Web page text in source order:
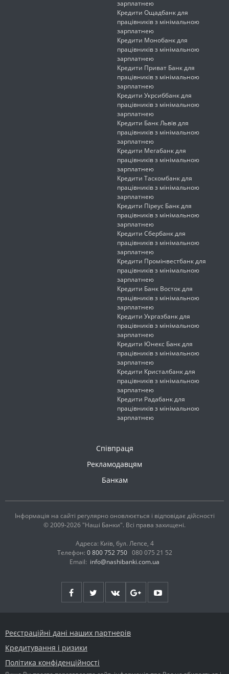
зарплатнею
Кредити Ощадбанк для
працівників з мінімальною
зарплатнею
Кредити Монобанк для
працівників з мінімальною
зарплатнею
Кредити Приват Банк для
працівників з мінімальною
зарплатнею
Кредити Укрсиббанк для
працівників з мінімальною
зарплатнею
Кредити Банк Львів для
працівників з мінімальною
зарплатнею
Кредити Мегабанк для
працівників з мінімальною
зарплатнею
Кредити Таскомбанк для
працівників з мінімальною
зарплатнею
Кредити Піреус Банк для
працівників з мінімальною
зарплатнею
Кредити Сбербанк для
працівників з мінімальною
зарплатнею
Кредити Промінвестбанк для
працівників з мінімальною
зарплатнею
Кредити Банк Восток для
працівників з мінімальною
зарплатнею
Кредити Укргазбанк для
працівників з мінімальною
зарплатнею
Кредити Юнекс Банк для
працівників з мінімальною
зарплатнею
Кредити Кристалбанк для
працівників з мінімальною
зарплатнею
Кредити Радабанк для
працівників з мінімальною
зарплатнею
Співпраця
Рекламодавцям
Банкам
Інформація на сайті регулярно оновлюється і відповідає дійсності
© 2009-2026 "Наші Банки". Всі права захищені.
Адреса: Київ, бул. Лепсе, 4
Телефон: 0 800 752 750 080 075 21 52
Email: info@nashibanki.com.ua
Реєстраційні дані наших партнерів
Кредитування і ризики
Політика конфіденційності